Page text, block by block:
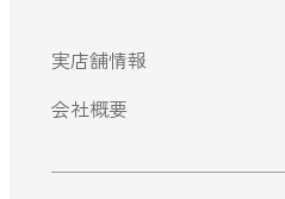
実店舗情報
会社概要